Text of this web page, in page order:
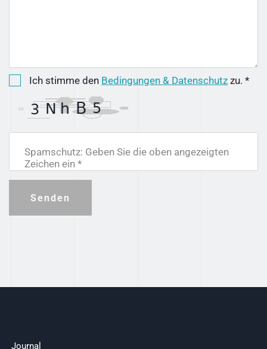
Ich stimme den Bedingungen & Datenschutz zu. *
Spamschutz: Geben Sie die oben angezeigten
Zeichen ein *
Senden
Journal